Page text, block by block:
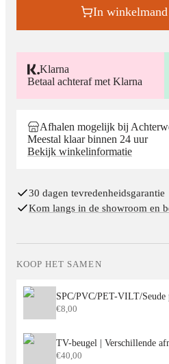
In winkelmand
Klarna
Betaal achteraf met Klarna
Afhalen mogelijk bij
Meestal klaar binnen 24 uur
Bekijk winkelinformatie
30 dagen tevredenheidsgarantie
Kom langs in de showroom en
KOOP HET SAMEN
€8,00
TV-beugel | Verschillende
€40,00